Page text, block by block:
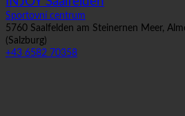
Sportovní centrum
5760 Saalfelden am Steinernen Meer,
(Salzburg)
+43 6582 70358